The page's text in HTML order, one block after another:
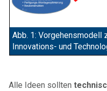
Abb. 1: Vorgehensmodell
Innovations- und
Alle Ideen sollten